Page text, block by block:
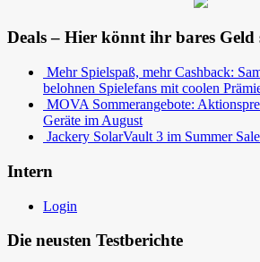
Deals – Hier könnt ihr bares Geld
Mehr Spielspaß, mehr Cashback:
belohnen Spielefans mit coolen
MOVA Sommerangebote:
Geräte im August
Jackery SolarVault 3 im Summer Sale
Intern
Login
Die neusten Testberichte